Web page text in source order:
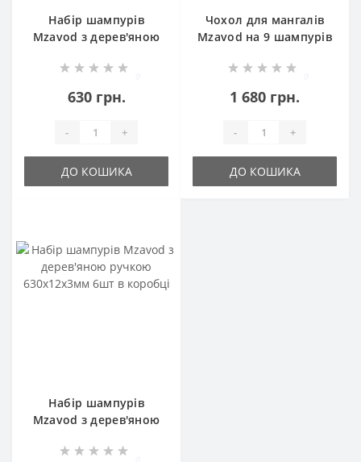
Набір шампурів
Mzavod з дерев'яною
6шт в чохлі
630 грн.
- +
ДО КОШИКА
Чохол для мангалів
Mzavod на 9 шампурів
1 680 грн.
- +
ДО КОШИКА
Набір шампурів
Mzavod з дерев'яною
6шт в коробці